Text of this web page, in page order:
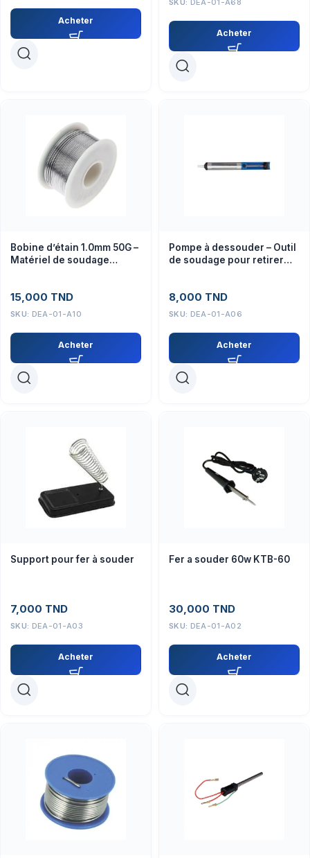
Acheter
Acheter
Bobine d’étain 1.0mm 50G –
Matériel de soudage
15,000 TND
SKU: DEA-01-A10
Acheter
Pompe à dessouder – Outil
de soudage pour retirer
8,000 TND
SKU: DEA-01-A06
Acheter
Support pour fer à souder
7,000 TND
SKU: DEA-01-A03
Acheter
Fer a souder 60w KTB-60
30,000 TND
SKU: DEA-01-A02
Acheter